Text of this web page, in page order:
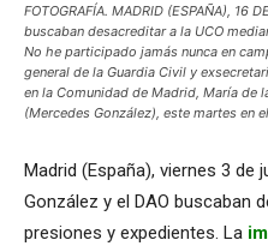
FOTOGRAFÍA. MADRID (ESPAÑA), 16
buscaban desacreditar a la UCO
No he participado jamás nunca en
general de la Guardia Civil y
en la Comunidad de Madrid, María de
(Mercedes González), este martes en
Madrid (España), viernes 3 de
González y el DAO buscaban
presiones y expedientes. La